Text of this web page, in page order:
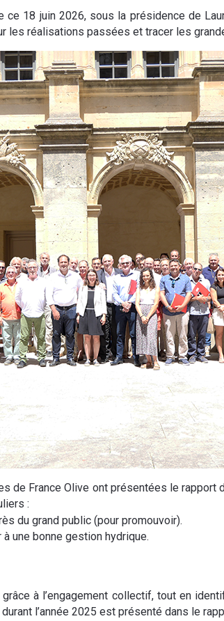
ce 18 juin 2026, sous la présidence de
les réalisations passées et tracer les
de France Olive ont présentées le
:
du grand public (pour promouvoir).
une bonne gestion hydrique.
à l’engagement collectif, tout en
l’année 2025 est présenté dans le